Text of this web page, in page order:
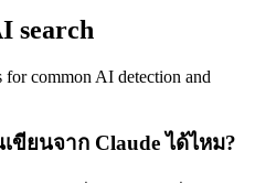
search
for common AI detection and
ขียนจาก Claude ได้ไหม?